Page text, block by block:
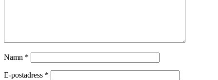
Namn *
E-postadress *